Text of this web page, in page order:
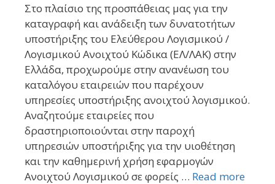
Στο πλαίσιο της προσπάθειας μας για την
καταγραφή και ανάδειξη των δυνατοτήτων
υποστήριξης του Ελεύθερου Λογισμικού /
Λογισμικού Ανοιχτού Κώδικα (ΕΛ/ΛΑΚ) στην
Ελλάδα, προχωρούμε στην ανανέωση του
καταλόγου εταιρειών που παρέχουν
υπηρεσίες υποστήριξης ανοιχτού λογισμικού.
Αναζητούμε εταιρείες που
δραστηριοποιούνται στην παροχή
υπηρεσιών υποστήριξης για την υιοθέτηση
και την καθημερινή χρήση εφαρμογών
Ανοιχτού Λογισμικού σε φορείς … Read more